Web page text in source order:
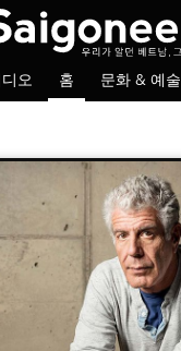
오 홈 문화 & 예술